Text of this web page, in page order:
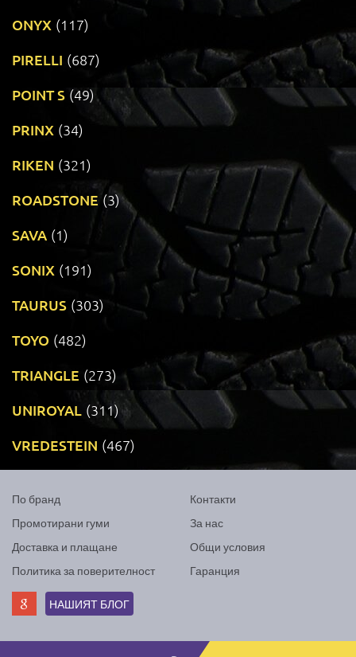
ONYX (117)
PIRELLI (687)
POINT S (49)
PRINX (34)
RIKEN (321)
ROADSTONE (3)
SAVA (1)
SONIX (191)
TAURUS (303)
TOYO (482)
TRIANGLE (273)
UNIROYAL (311)
VREDESTEIN (467)
По бранд
Промотирани гуми
Доставка и плащане
Политика за поверителност
Контакти
За нас
Общи условия
Гаранция
НАШИЯТ БЛОГ